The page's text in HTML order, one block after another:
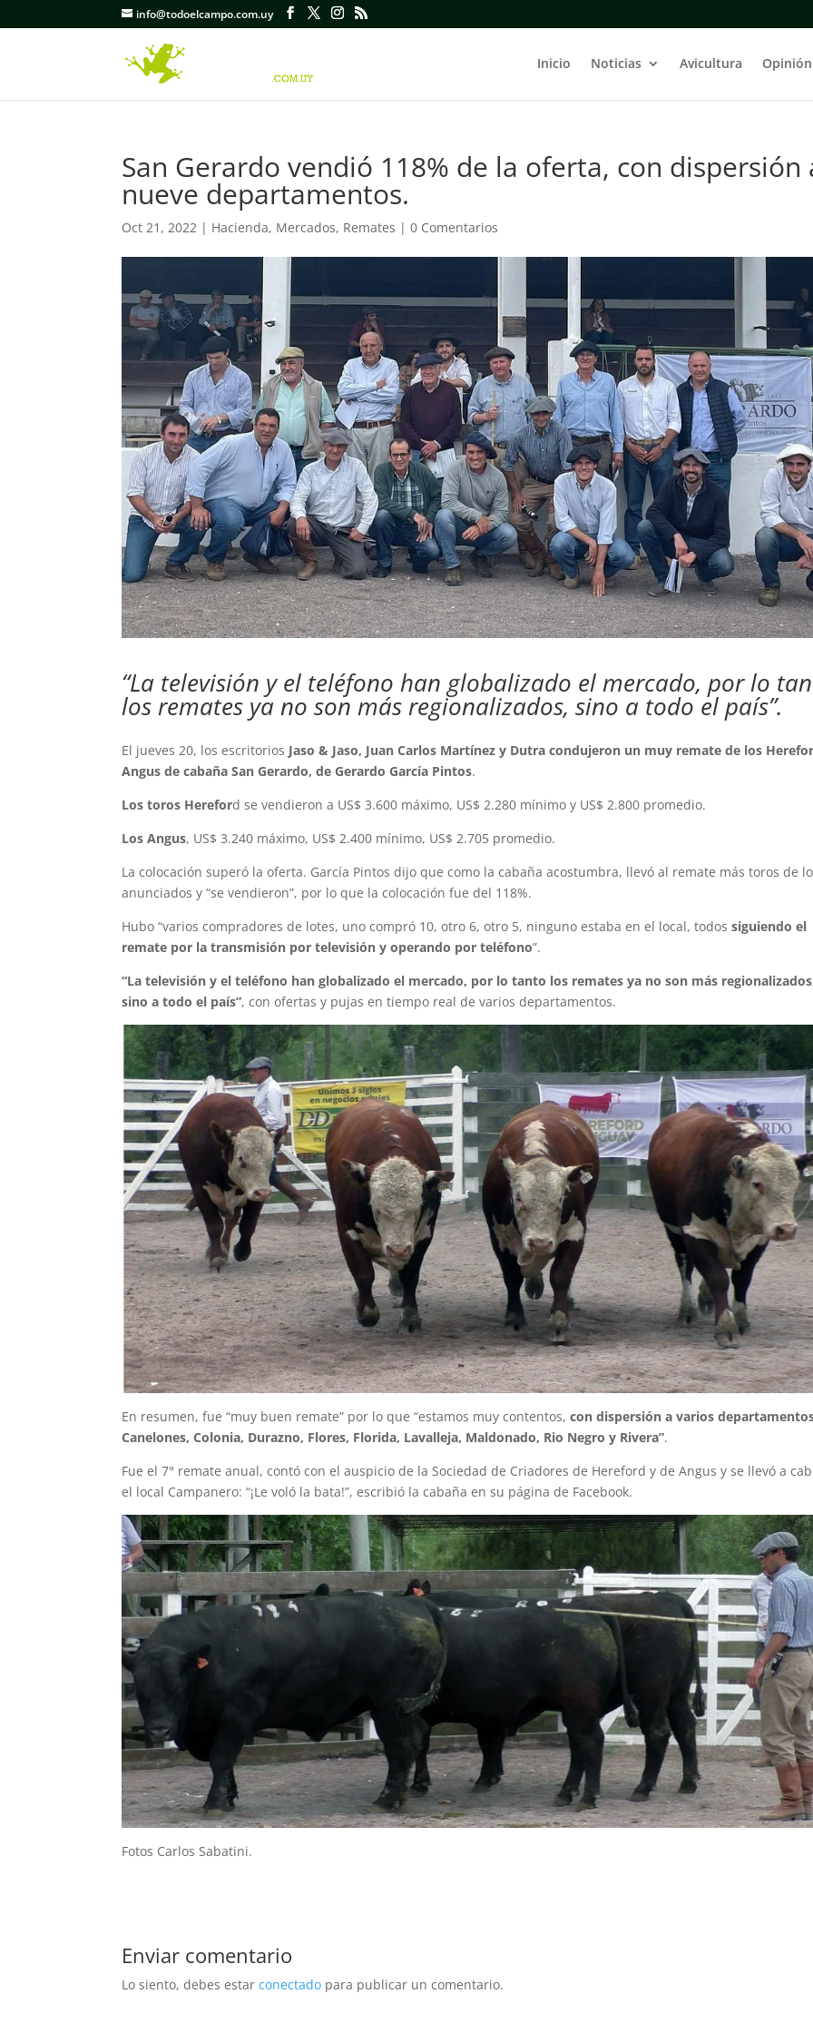
info@todoelcampo.com.uy
Inicio Noticias Avicultura Opinión
San Gerardo vendió 118% de la oferta, con dispersión
nueve departamentos.
Oct 21, 2022 | Hacienda, Mercados, Remates |0 Comentarios
“La televisión y el teléfono han globalizado el mercado, por lo
los remates ya no son más regionalizados, sino a todo el país”.
El jueves 20, los escritorios Jaso & Jaso, Juan Carlos Martínez y Dutra condujeron un muy remate de los
Angus de cabaña San Gerardo, de Gerardo García Pintos.
Los toros Hereford se vendieron a US$ 3.600 máximo, US$ 2.280 mínimo y US$ 2.800 promedio.
Los Angus, US$ 3.240 máximo, US$ 2.400 mínimo, US$ 2.705 promedio.
La colocación superó la oferta. García Pintos dijo que como la cabaña acostumbra, llevó al remate más toros de
anunciados y “se vendieron”, por lo que la colocación fue del 118%.
Hubo “varios compradores de lotes, uno compró 10, otro 6, otro 5, ninguno estaba en el local, todossiguiendo el
remate por la transmisión por televisión y operando por teléfono”.
“La televisión y el teléfono han globalizado el mercado, por lo tanto los remates ya no son más
sino a todo el país”, con ofertas y pujas en tiempo real de varios departamentos.
En resumen, fue “muy buen remate” por lo que “estamos muy contentos,con dispersión a varios
Canelones, Colonia, Durazno, Flores, Florida, Lavalleja, Maldonado, Rio Negro y Rivera”.
Fue el 7° remate anual, contó con el auspicio de la Sociedad de Criadores de Hereford y de Angus y se llevó a
el local Campanero: “¡Le voló la bata!”, escribió la cabaña en su página de Facebook.
Fotos Carlos Sabatini.
Enviar comentario
Lo siento, debes estarconectado para publicar un comentario.